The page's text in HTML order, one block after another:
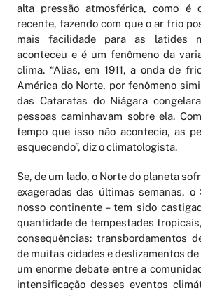
alta pressão atmosférica, como é
recente, fazendo com que o ar frio
mais facilidade para as latides
aconteceu e é um fenômeno da
clima. “Alias, em 1911, a onda de
América do Norte, por fenômeno
das Cataratas do Niágara
pessoas caminhavam sobre ela.
tempo que isso não acontecia, as
esquecendo”, diz o climatologista.
Se, de um lado, o Norte do planeta
exageradas das últimas semanas, o
nosso continente – tem sido
quantidade de tempestades
consequências: transbordamentos
de muitas cidades e deslizamentos
um enorme debate entre a
intensificação desses eventos
como também na maior